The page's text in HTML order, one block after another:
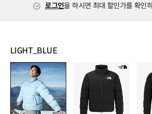
로그인을 하시면 최대 할인가를 확인
LIGHT_BLUE